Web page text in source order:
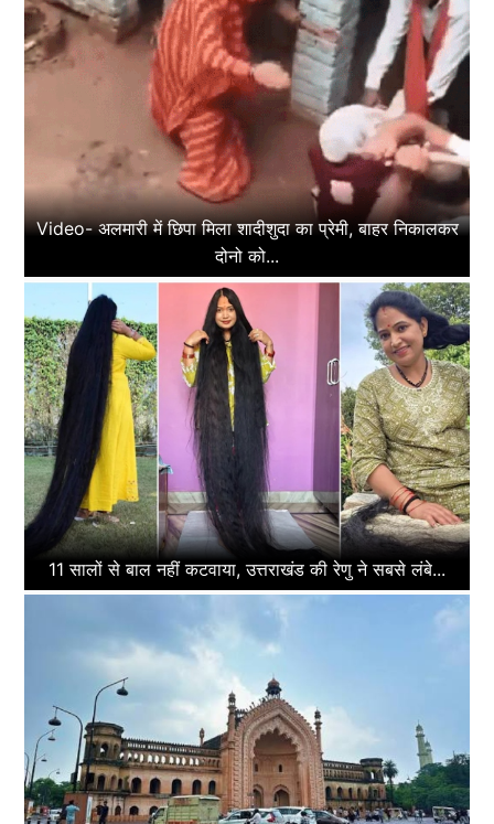
Video- अलमारी में छिपा मिला शादीशुदा का प्रेमी, बाहर निकालकर
दोनो को...
11 सालों से बाल नहीं कटवाया, उत्तराखंड की रेणु ने सबसे लंबे...